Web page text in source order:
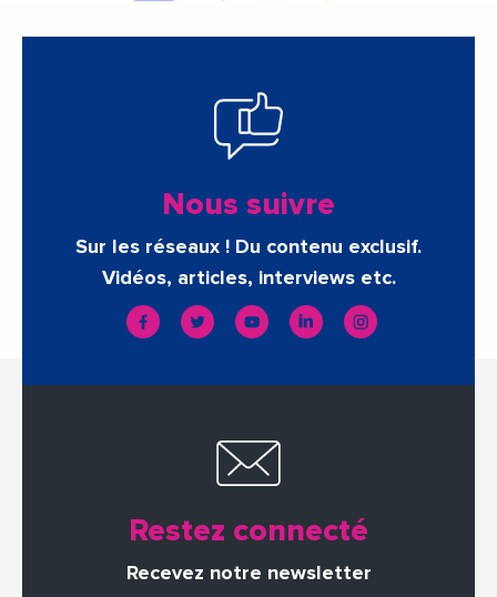
Nous suivre
Sur les réseaux ! Du contenu exclusif.
Vidéos, articles, interviews etc.
Restez connecté
Recevez notre newsletter